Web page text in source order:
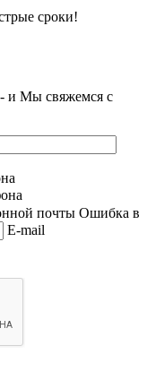
сроки!
- и Мы свяжемся с
почты Ошибка в
E-mail